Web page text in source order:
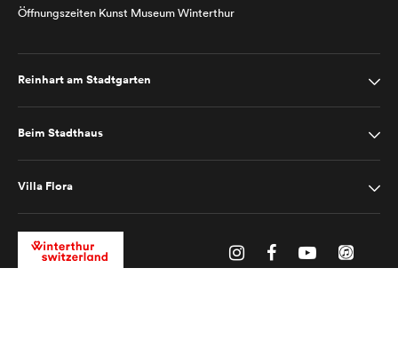
Öffnungszeiten Kunst Museum Winterthur
Reinhart am Stadtgarten
Beim Stadthaus
Villa Flora